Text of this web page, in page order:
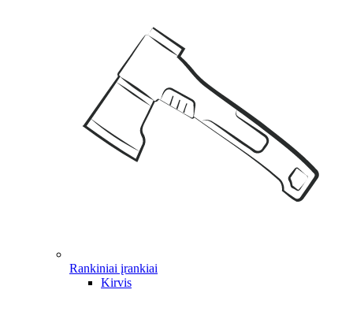
Rankiniai įrankiai
Kirvis